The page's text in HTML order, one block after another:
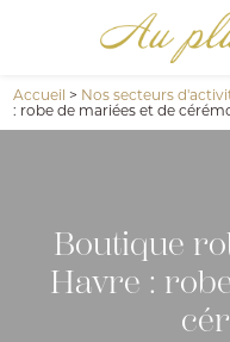
Accueil > Nos secteurs
: robe de mariées et de
Boutique
Havre :